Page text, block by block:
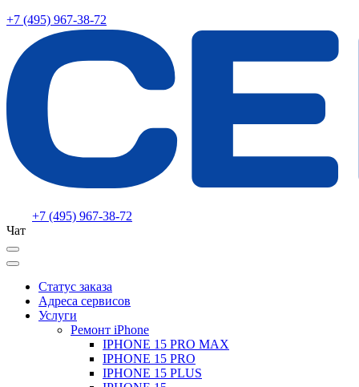
+7 (495) 967-38-72
+7 (495) 967-38-72
Чат
Статус заказа
Адреса сервисов
Услуги
Ремонт iPhone
IPHONE 15 PRO MAX
IPHONE 15 PRO
IPHONE 15 PLUS